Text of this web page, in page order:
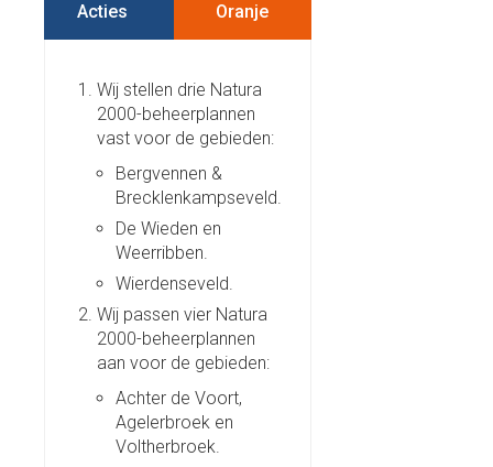
Acties
Wij stellen drie Natura
2000-beheerplannen
vast voor de gebieden:
Bergvennen &
Brecklenkampseveld.
De Wieden en
Weerribben.
Wierdenseveld.
Wij passen vier Natura
2000-beheerplannen
aan voor de gebieden:
Achter de Voort,
Agelerbroek en
Voltherbroek.